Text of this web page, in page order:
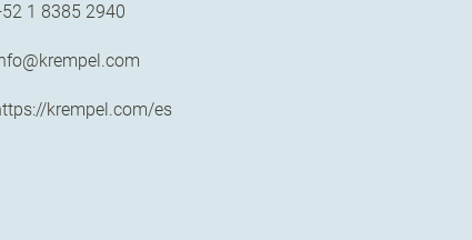
1 8385 2940
krempel.com/es